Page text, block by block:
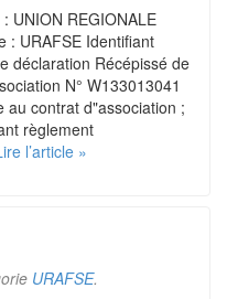
UNION REGIONALE
: URAFSE Identifiant
déclaration Récépissé de
N° W133013041
au contrat d"association ;
règlement
l’article »
URAFSE.